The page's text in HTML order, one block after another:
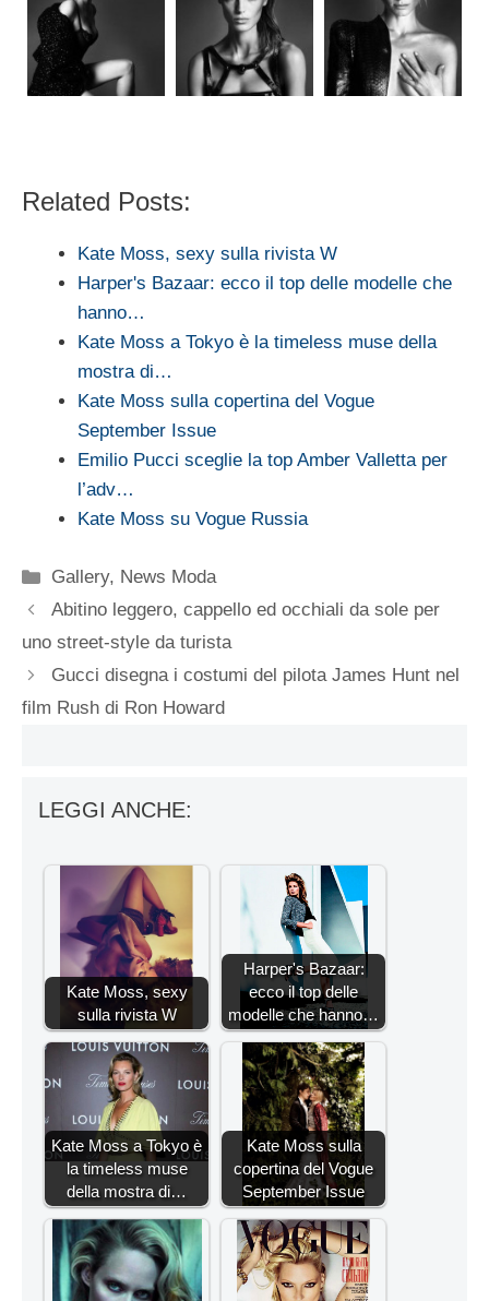
Related Posts:
Kate Moss, sexy sulla rivista W
Harper's Bazaar: ecco il top delle modelle che
hanno…
Kate Moss a Tokyo è la timeless muse della
mostra di…
Kate Moss sulla copertina del Vogue
September Issue
Emilio Pucci sceglie la top Amber Valletta per
l’adv…
Kate Moss su Vogue Russia
Categorie
Gallery, News Moda
Abitino leggero, cappello ed occhiali da sole per
uno street-style da turista
Gucci disegna i costumi del pilota James Hunt nel
film Rush di Ron Howard
LEGGI ANCHE:
Kate Moss, sexy
sulla rivista W
Harper's Bazaar:
ecco il top delle
modelle che hanno…
Kate Moss a Tokyo è
la timeless muse
della mostra di…
Kate Moss sulla
copertina del Vogue
September Issue